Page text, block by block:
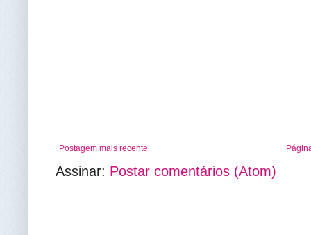
Postagem mais recente
Assinar: Postar comentários (Atom)